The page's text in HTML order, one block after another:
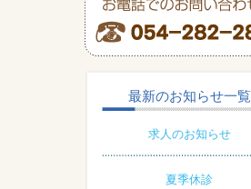
最新のお知らせ一覧
求人のお知らせ
夏季休診